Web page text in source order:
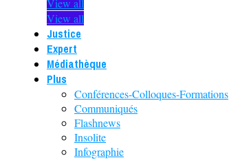
View all
View all
Justice
Expert
Médiathèque
Plus
Conférences-Colloques-Formations
Communiqués
Flashnews
Insolite
Infographie